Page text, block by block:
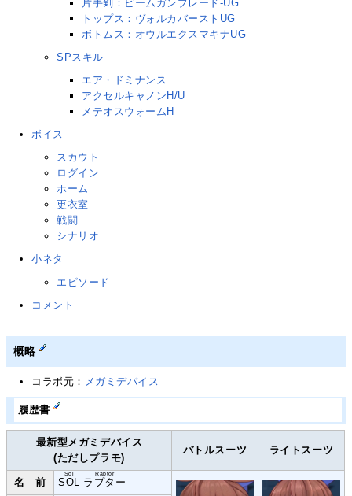
片手剣：ビームガンブレード-UG
トップス：ヴォルカバーストUG
ボトムス：オウルエクスマキナUG
SPスキル
エア・ドミナンス
アクセルキャノンH/U
メテオスウォームH
ボイス
スカウト
ログイン
ホーム
更衣室
戦闘
シナリオ
小ネタ
エピソード
コメント
概略
コラボ元： メガミデバイス
履歴書
最新型メガミデバイス
(ただしプラモ)
バトルスーツ ライトスーツ
名 前 SOL
Sol
ラプター
Raptor